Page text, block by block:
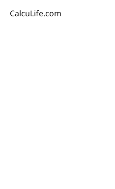
CalcuLife.com